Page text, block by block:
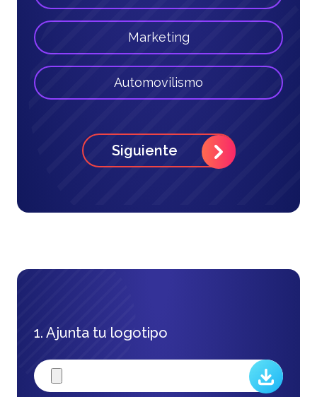
Marketing
Automovilismo
Siguiente
1. Ajunta tu logotipo